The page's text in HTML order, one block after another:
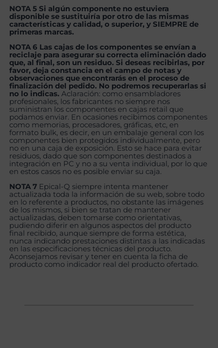
NOTA 5 Si algún componente no estuviera
disponible se sustituiría por otro de las mismas
características y calidad, o superior, y SIEMPRE de
primeras marcas.
NOTA 6 Las cajas de los componentes se envían a
reciclaje para asegurar su correcta eliminación dado
que, al final, son un residuo. Si deseas recibirlas, por
favor, deja constancia en el campo de notas y
observaciones que encontrarás en el proceso de
finalización del pedido. No podremos recuperarlas si
no lo indicas. Aclaración: como ensambladores
profesionales, los fabricantes no siempre nos
suministran los componentes en cajas retail que
podamos enviar. En ocasiones recibimos componentes
como memorias, procesadores, gráficas, etc, en
formato bulk, es decir, en un embalaje general con los
componentes bien protegidos individualmente, pero
no en una caja de exposición. Esto se hace para evitar
residuos, dado que son componentes destinados a
integración en PC y no a su venta individual, por lo que
en estos casos no es posible enviar su caja.
NOTA 7 Epical-Q siempre intenta mantener
actualizada toda la información de su web, sobre todo
en lo referente a productos, no obstante las imágenes
de los mismos, si bien se tratan de mantener
actualizadas, deben tomarse como orientativas,
pudiendo diferir en algunos aspectos del producto
final recibido, aunque siempre de forma estética,
nunca indicando prestaciones distintas a las indicadas
en las especificaciones técnicas del producto.
Aconsejamos revisar y tener en cuenta la ficha de
producto como indicador real del producto ofertado.